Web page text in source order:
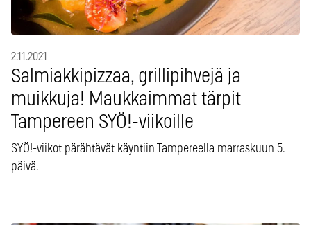
2.11.2021
Salmiakkipizzaa, grillipihvejä ja
muikkuja! Maukkaimmat tärpit
Tampereen SYÖ!-viikoille
SYÖ!-viikot pärähtävät käyntiin Tampereella marraskuun 5.
päivä.